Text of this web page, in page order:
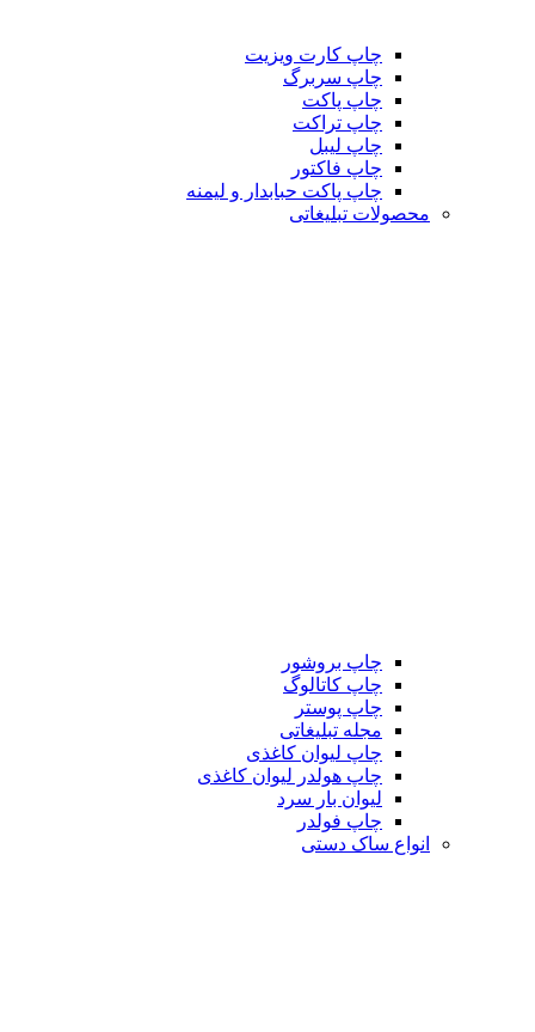
چاپ کارت ویزیت
چاپ سربرگ
چاپ پاکت
چاپ تراکت
چاپ لیبل
چاپ فاکتور
چاپ پاکت حبابدار و لیمنه
محصولات تبلیغاتی
چاپ بروشور
چاپ کاتالوگ
چاپ پوستر
مجله تبلیغاتی
چاپ لیوان کاغذی
چاپ هولدر لیوان کاغذی
لیوان بار سرد
چاپ فولدر
انواع ساک دستی